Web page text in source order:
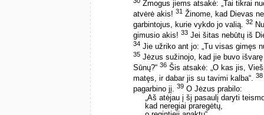
Žmogus jiems atsakė: „Tai tikrai
atvėrė akis! 31 Žinome, kad Dievas
garbintojus, kurie vykdo jo valią. 32
gimusio akis! 33 Jei šitas nebūtų iš
34 Jie užriko ant jo: „Tu visas gimęs
35 Jėzus sužinojo, kad jie buvo
Sūnų?“ 36 Šis atsakė: „O kas jis,
matęs, ir dabar jis su tavimi kalba“. 38
pagarbino jį. 39 O Jėzus prabilo:
„Aš atėjau į šį pasaulį daryti
kad neregiai praregėtų,